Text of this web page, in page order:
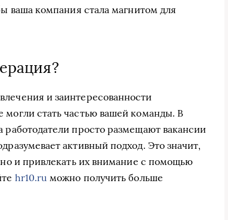
ваша компания стала магнитом для
и заинтересованности
могли стать частью вашей команды. В
работодатели просто размещают вакансии
активный подход. Это значит,
и привлекать их внимание с помощью
hr10.ru можно получить больше